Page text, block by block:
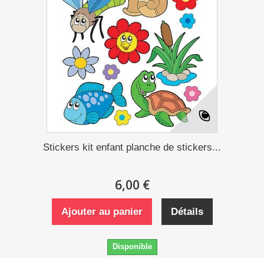
Stickers kit enfant planche de stickers...
6,00 €
Ajouter au panier Détails
Disponible